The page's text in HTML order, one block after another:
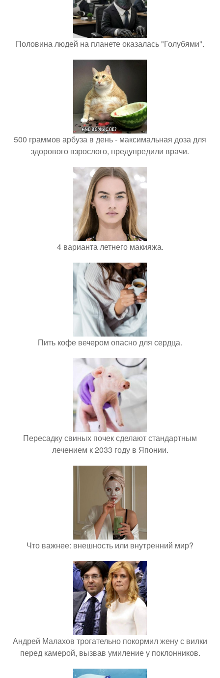
Половина людей на планете оказалась "Голубями".
500 граммов арбуза в день - максимальная доза для
здорового взрослого, предупредили врачи.
4 варианта летнего макияжа.
Пить кофе вечером опасно для сердца.
Пересадку свиных почек сделают стандартным
лечением к 2033 году в Японии.
Что важнее: внешность или внутренний мир?
Андрей Малахов трогательно покормил жену с вилки
перед камерой, вызвав умиление у поклонников.